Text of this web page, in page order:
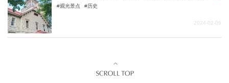
观光景点 历史
2024-02-06